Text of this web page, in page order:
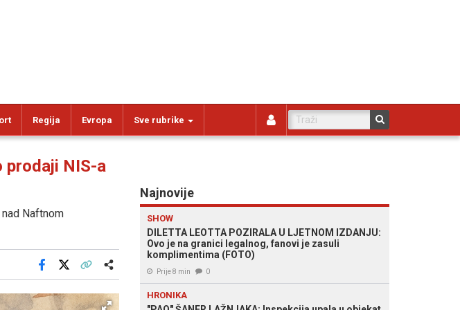
Regija Evropa Sve rubrike
prodaji NIS-a
Naftnom
Facebook
Najnovije
SHOW
DILETTA LEOTTA POZIRALA U LJETNOM IZDANJU:
Ovo je na granici legalnog, fanovi je zasuli
komplimentima (FOTO)
Prije 8 min 0
HRONIKA